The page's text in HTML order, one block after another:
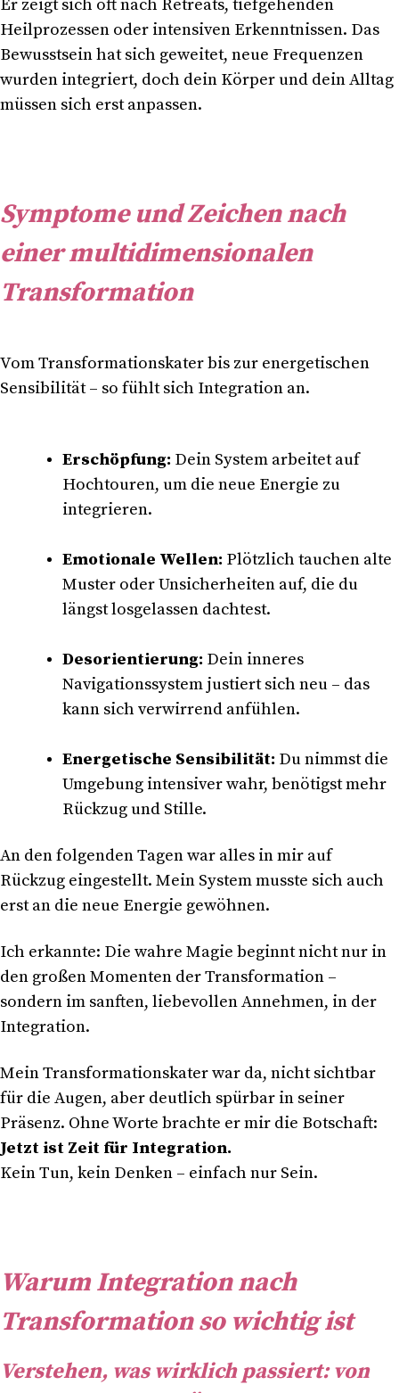
Er zeigt sich oft nach Retreats, tiefgehenden
Heilprozessen oder intensiven Erkenntnissen. Das
Bewusstsein hat sich geweitet, neue Frequenzen
wurden integriert, doch dein Körper und dein Alltag
müssen sich erst anpassen.
Symptome und Zeichen nach
einer multidimensionalen
Transformation
Vom Transformationskater bis zur energetischen
Sensibilität – so fühlt sich Integration an.
Erschöpfung: Dein System arbeitet auf
Hochtouren, um die neue Energie zu
integrieren.
Emotionale Wellen: Plötzlich tauchen alte
Muster oder Unsicherheiten auf, die du
längst losgelassen dachtest.
Desorientierung: Dein inneres
Navigationssystem justiert sich neu – das
kann sich verwirrend anfühlen.
Energetische Sensibilität: Du nimmst die
Umgebung intensiver wahr, benötigst mehr
Rückzug und Stille.
An den folgenden Tagen war alles in mir auf
Rückzug eingestellt. Mein System musste sich auch
erst an die neue Energie gewöhnen.
Ich erkannte: Die wahre Magie beginnt nicht nur in
den großen Momenten der Transformation –
sondern im sanften, liebevollen Annehmen, in der
Integration.
Mein Transformationskater war da, nicht sichtbar
für die Augen, aber deutlich spürbar in seiner
Präsenz. Ohne Worte brachte er mir die Botschaft:
Jetzt ist Zeit für Integration.
Kein Tun, kein Denken – einfach nur Sein.
Warum Integration nach
Transformation so wichtig ist
Verstehen, was wirklich passiert: von